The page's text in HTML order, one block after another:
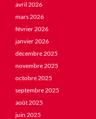
avril 2026
mars 2026
février 2026
janvier 2026
décembre 2025
novembre 2025
octobre 2025
septembre 2025
août 2025
juin 2025